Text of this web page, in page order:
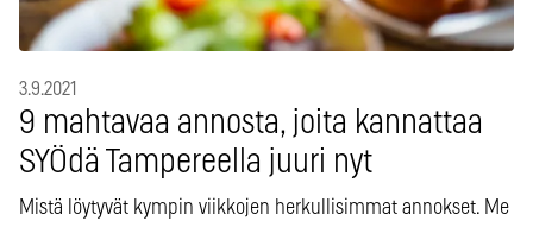
3.9.2021
9 mahtavaa annosta, joita kannattaa
SYÖdä Tampereella juuri nyt
Mistä löytyvät kympin viikkojen herkullisimmat annokset. Me